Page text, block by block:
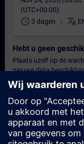
(UTC+00:00)
schedule 3 dagen translate
Hebt u geen
Plaats uzelf op de
nieuwe data
Hou me op de hoogte
Persoonlijk offerte
U wenst een